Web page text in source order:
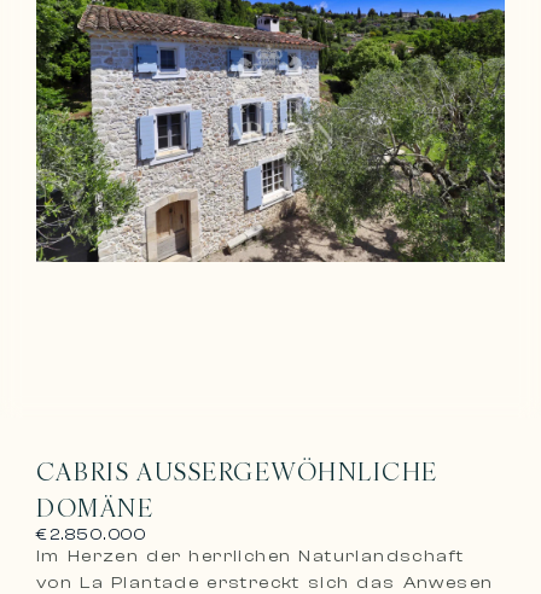
CABRIS AUSSERGEWÖHNLICHE D
OMÄNE
€2.850.000
Im Herzen der herrlichen Naturlandschaft
von La Plantade erstreckt sich das Anwesen